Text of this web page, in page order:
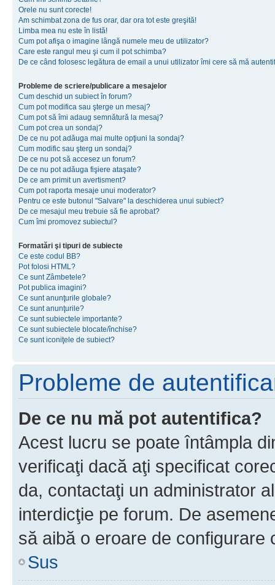
Orele nu sunt corecte!
Am schimbat zona de fus orar, dar ora tot este greşită!
Limba mea nu este în listă!
Cum pot afişa o imagine lângă numele meu de utilizator?
Care este rangul meu şi cum il pot schimba?
De ce când folosesc legătura de email a unui utilizator îmi cere să mă
Probleme de scriere/publicare a mesajelor
Cum deschid un subiect în forum?
Cum pot modifica sau şterge un mesaj?
Cum pot să îmi adaug semnătură la mesaj?
Cum pot crea un sondaj?
De ce nu pot adăuga mai multe opţiuni la sondaj?
Cum modific sau şterg un sondaj?
De ce nu pot să accesez un forum?
De ce nu pot adăuga fişiere ataşate?
De ce am primit un avertisment?
Cum pot raporta mesaje unui moderator?
Pentru ce este butonul "Salvare" la deschiderea unui subiect?
De ce mesajul meu trebuie să fie aprobat?
Cum îmi promovez subiectul?
Formatări şi tipuri de subiecte
Ce este codul BB?
Pot folosi HTML?
Ce sunt Zâmbetele?
Pot publica imagini?
Ce sunt anunţurile globale?
Ce sunt anunţurile?
Ce sunt subiectele importante?
Ce sunt subiectele blocate/închise?
Ce sunt iconiţele de subiect?
Probleme de
De ce nu mă pot autentifica?
Acest lucru se poate întâmpla
verificaţi dacă aţi specificat
da, contactaţi un administrator
interdicţie pe forum. De
să aibă o eroare de configurare
Sus